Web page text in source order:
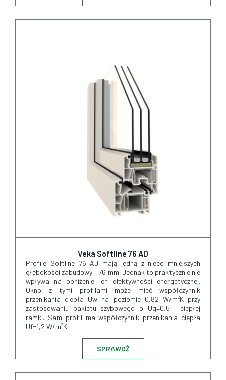
Veka Softline 76 AD
Profile Softline 76 AD mają jedną z nieco mniejszych
głębokości zabudowy – 76 mm. Jednak to praktycznie nie
wpływa na obniżenie ich efektywności energetycznej.
Okno z tymi profilami może mieć współczynnik
przenikania ciepła Uw na poziomie 0,82 W/m²K przy
zastosowaniu pakietu szybowego o Ug=0,5 i ciepłej
ramki. Sam profil ma współczynnik przenikania ciepła
Uf=1,2 W/m²K.
SPRAWDŹ